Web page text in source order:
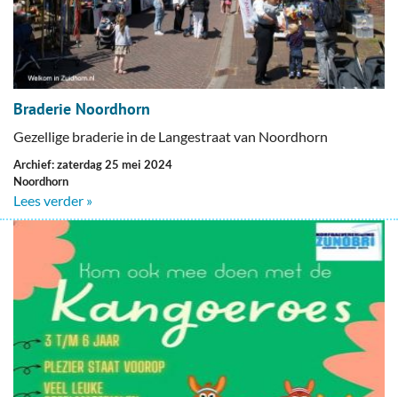
Braderie Noordhorn
Gezellige braderie in de Langestraat van Noordhorn
Archief: zaterdag 25 mei 2024
Noordhorn
Lees verder »